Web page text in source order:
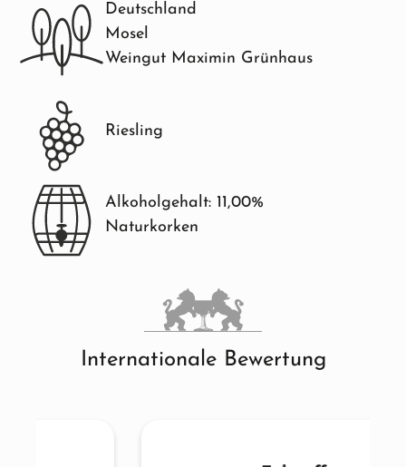
Deutschland
Mosel
Weingut Maximin Grünhaus
Riesling
Alkoholgehalt: 11,00%
Naturkorken
Internationale Bewertung